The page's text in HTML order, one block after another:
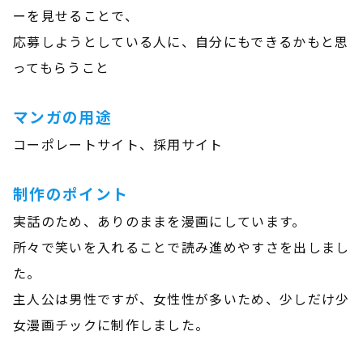
ーを見せることで、
応募しようとしている人に、自分にもできるかもと思
ってもらうこと
マンガの用途
コーポレートサイト、採用サイト
制作のポイント
実話のため、ありのままを漫画にしています。
所々で笑いを入れることで読み進めやすさを出しまし
た。
主人公は男性ですが、女性性が多いため、少しだけ少
女漫画チックに制作しました。